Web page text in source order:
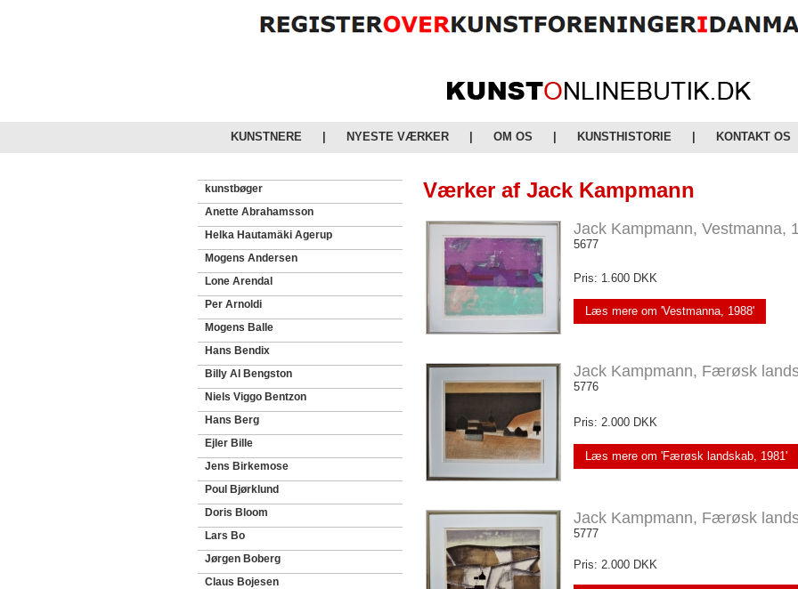
KUNSTNERE NYESTE VÆRKER OM OS KUNSTHISTORIE KONTAKT OS
kunstbøger
Anette Abrahamsson
Helka Hautamäki Agerup
Mogens Andersen
Lone Arendal
Per Arnoldi
Mogens Balle
Hans Bendix
Billy Al Bengston
Niels Viggo Bentzon
Hans Berg
Ejler Bille
Jens Birkemose
Poul Bjørklund
Doris Bloom
Lars Bo
Jørgen Boberg
Claus Bojesen
Værker af Jack Kampmann
Jack Kampmann, Vestmanna,
5677
Pris: 1.600 DKK
Læs mere om 'Vestmanna, 1988'
Jack Kampmann, Færøsk
5776
Pris: 2.000 DKK
Læs mere om 'Færøsk landskab, 1981'
Jack Kampmann, Færøsk
5777
Pris: 2.000 DKK